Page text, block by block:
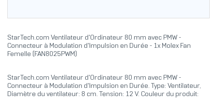
StarTech.com Ventilateur d'Ordinateur 80 mm avec PMW -
Connecteur à Modulation d'Impulsion en Durée - 1x Molex Fan
Femelle (FAN8025PWM)
StarTech.com Ventilateur d'Ordinateur 80 mm avec PMW -
Connecteur à Modulation d'Impulsion en Durée. Type: Ventilateur,
Diamètre du ventilateur: 8 cm. Tension: 12 V. Couleur du produit: